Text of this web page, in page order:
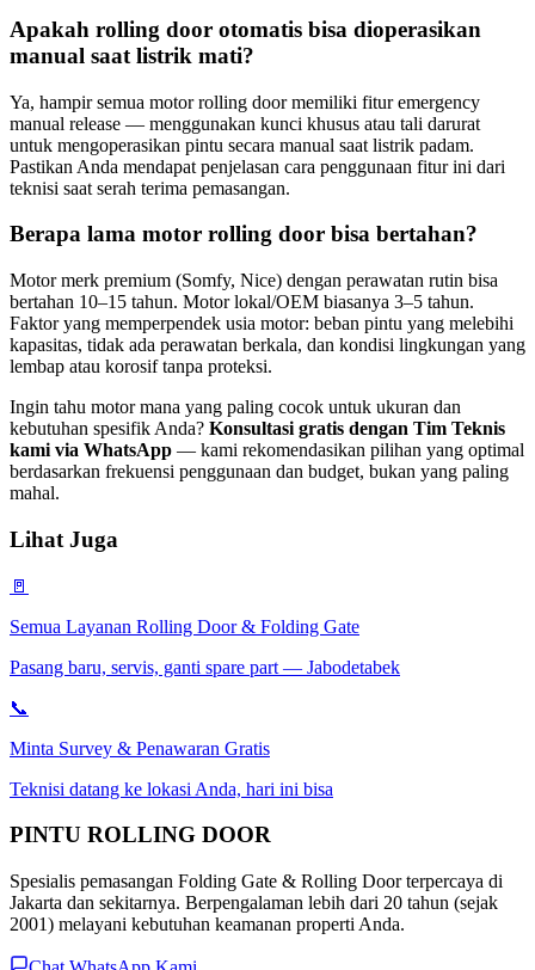
Apakah rolling door otomatis bisa dioperasikan
manual saat listrik mati?
Ya, hampir semua motor rolling door memiliki fitur emergency
manual release — menggunakan kunci khusus atau tali darurat
untuk mengoperasikan pintu secara manual saat listrik padam.
Pastikan Anda mendapat penjelasan cara penggunaan fitur ini dari
teknisi saat serah terima pemasangan.
Berapa lama motor rolling door bisa bertahan?
Motor merk premium (Somfy, Nice) dengan perawatan rutin bisa
bertahan 10–15 tahun. Motor lokal/OEM biasanya 3–5 tahun.
Faktor yang memperpendek usia motor: beban pintu yang melebihi
kapasitas, tidak ada perawatan berkala, dan kondisi lingkungan yang
lembap atau korosif tanpa proteksi.
Ingin tahu motor mana yang paling cocok untuk ukuran dan
kebutuhan spesifik Anda? Konsultasi gratis dengan Tim Teknis
kami via WhatsApp — kami rekomendasikan pilihan yang optimal
berdasarkan frekuensi penggunaan dan budget, bukan yang paling
mahal.
Lihat Juga
🚪
Semua Layanan Rolling Door & Folding Gate
Pasang baru, servis, ganti spare part — Jabodetabek
📞
Minta Survey & Penawaran Gratis
Teknisi datang ke lokasi Anda, hari ini bisa
PINTU ROLLING DOOR
Spesialis pemasangan Folding Gate & Rolling Door terpercaya di
Jakarta dan sekitarnya. Berpengalaman lebih dari 20 tahun (sejak
2001) melayani kebutuhan keamanan properti Anda.